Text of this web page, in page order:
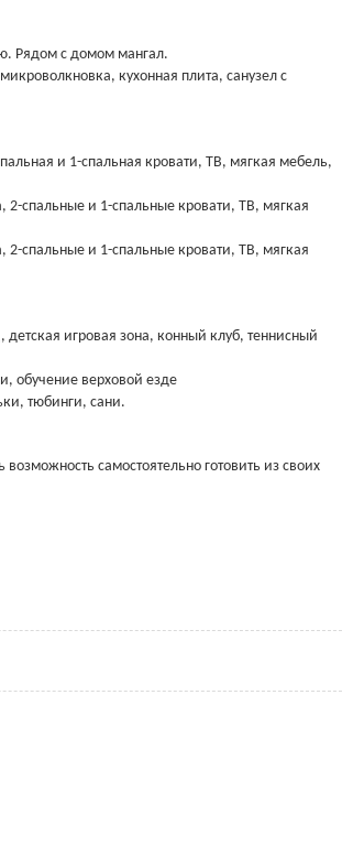
Рядом с домом мангал.
кухонная плита, санузел с
и 1-спальная кровати, ТВ, мягкая мебель,
спальные и 1-спальные кровати, ТВ, мягкая
спальные и 1-спальные кровати, ТВ, мягкая
игровая зона, конный клуб, теннисный
обучение верховой езде
тюбинги, сани.
самостоятельно готовить из своих